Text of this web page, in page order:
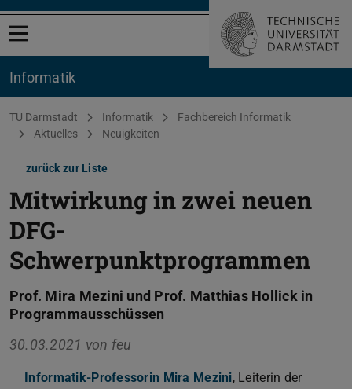
Menü öffnen
Informatik
Sie befinden sich hier:
TU Darmstadt Informatik
Fachbereich Informatik
Aktuelles
Neuigkeiten
zurück zur Liste
Mitwirkung in zwei neuen
DFG-
Schwerpunktprogrammen
Prof. Mira Mezini und Prof. Matthias Hollick in
Programmausschüssen
30.03.2021 von feu
Informatik-Professorin Mira Mezini, Leiterin der